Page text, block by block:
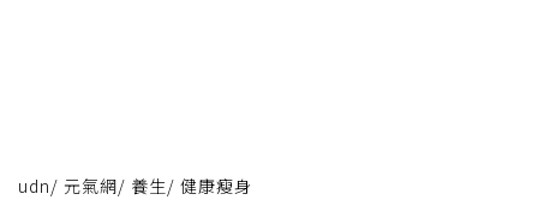
udn/ 元氣網/ 養生/ 健康瘦身